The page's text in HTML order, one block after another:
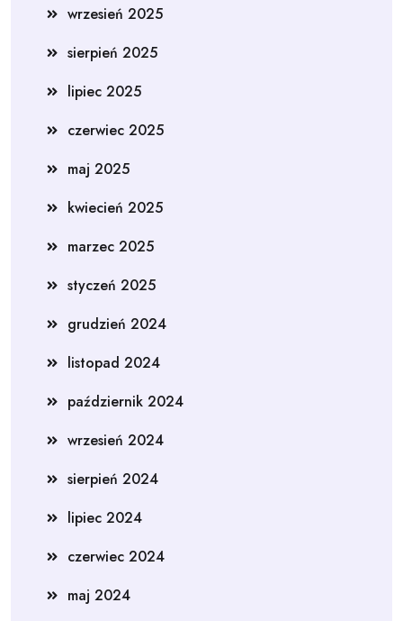
wrzesień 2025
sierpień 2025
lipiec 2025
czerwiec 2025
maj 2025
kwiecień 2025
marzec 2025
styczeń 2025
grudzień 2024
listopad 2024
październik 2024
wrzesień 2024
sierpień 2024
lipiec 2024
czerwiec 2024
maj 2024